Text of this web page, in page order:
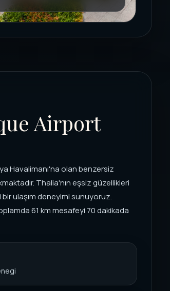
Airport
Havalimanı'na olan benzersiz
Thalia'nın eşsiz güzellikleri
ulaşım deneyimi sunuyoruz.
61 km mesafeyi 70 dakikada